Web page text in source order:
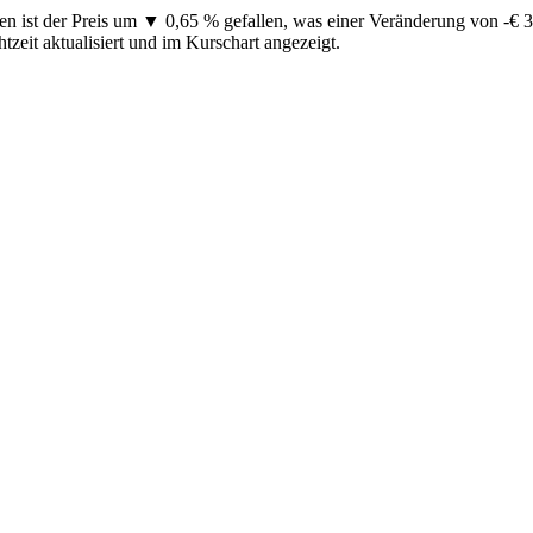
ist der Preis um ▼ 0,65 % gefallen, was einer Veränderung von -
aktualisiert und im Kurschart angezeigt.